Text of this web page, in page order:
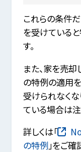
これらの条件
を受けている
す。
また、家を売却
の特例の適用
受けられなく
ている場合は
詳しくは「
の特例」をご確